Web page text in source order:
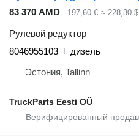
83 370 AMD 197,60 € ≈ 228,30 $
Рулевой редуктор
8046955103
дизель
Эстония, Tallinn
TruckParts Eesti OÜ